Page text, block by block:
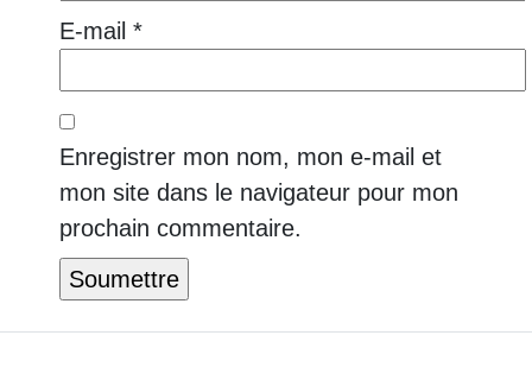
E-mail *
Enregistrer mon nom, mon e-mail et
mon site dans le navigateur pour mon
prochain commentaire.